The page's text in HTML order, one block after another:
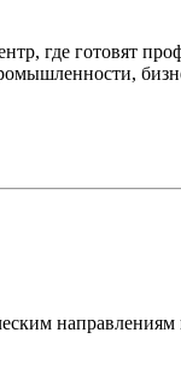
где готовят
направлениям